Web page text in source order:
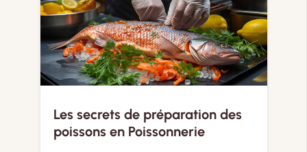
Les secrets de préparation des
poissons en Poissonnerie